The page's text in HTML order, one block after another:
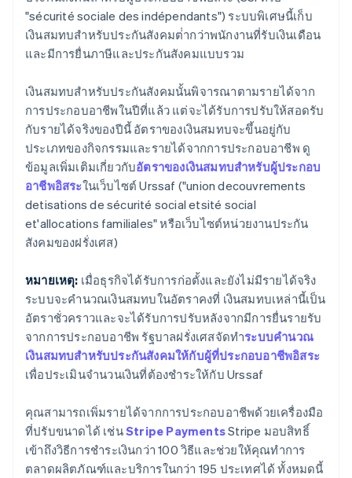
"sécurité sociale des indépendants") ระบบพิเศษนี้เก็บ
เงินสมทบสำหรับประกันสังคมต่ํากว่าพนักงานที่รับเงินเดือน
และมีการยื่นภาษีและประกันสังคมแบบรวม
เงินสมทบสำหรับประกันสังคมนั้นพิจารณาตามรายได้จาก
การประกอบอาชีพในปีที่แล้ว แต่จะได้รับการปรับให้สอดรับ
กับรายได้จริงของปีนี้ อัตราของเงินสมทบจะขึ้นอยู่กับ
ประเภทของกิจกรรมและรายได้จากการประกอบอาชีพ ดู
ข้อมูลเพิ่มเติมเกี่ยวกับอัตราของเงินสมทบสำหรับผู้ประกอบ
อาชีพอิสระในเว็บไซต์ Urssaf ("union decouvrements
detisations de sécurité social etsité social
et'allocations familiales" หรือเว็บไซต์หน่วยงานประกัน
สังคมของฝรั่งเศส)
หมายเหตุ: เมื่อธุรกิจได้รับการก่อตั้งและยังไม่มีรายได้จริง
ระบบจะคํานวณเงินสมทบในอัตราคงที่ เงินสมทบเหล่านี้เป็น
อัตราชั่วคราวและจะได้รับการปรับหลังจากมีการยื่นรายรับ
จากการประกอบอาชีพ รัฐบาลฝรั่งเศสจัดทำระบบคํานวณ
เงินสมทบสำหรับประกันสังคมให้กับผู้ที่ประกอบอาชีพอิสระ
เพื่อประเมินจํานวนเงินที่ต้องชําระให้กับ Urssaf
คุณสามารถเพิ่มรายได้จากการประกอบอาชีพด้วยเครื่องมือ
ที่ปรับขนาดได้ เช่นStripe PaymentsStripe มอบสิทธิ์
เข้าถึงวิธีการชําระเงินกว่า 100 วิธีและช่วยให้คุณทําการ
ตลาดผลิตภัณฑ์และบริการในกว่า 195 ประเทศได้ ทั้งหมดนี้